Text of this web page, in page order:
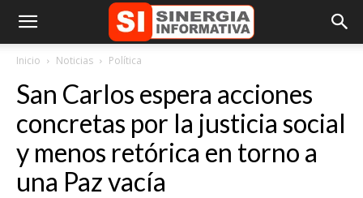
Inicio Noticias Política
San Carlos espera acciones
concretas por la justicia social
y menos retórica en torno a
una Paz vacía